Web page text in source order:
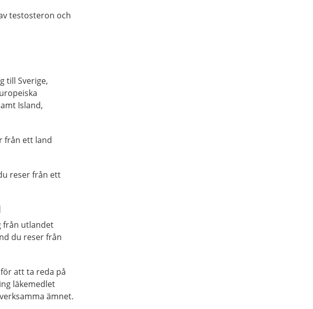
testosteron och
till Sverige,
Island,
från ett land
reser från ett
från utlandet
du reser från
för att ta reda på
läkemedlet
ämnet.